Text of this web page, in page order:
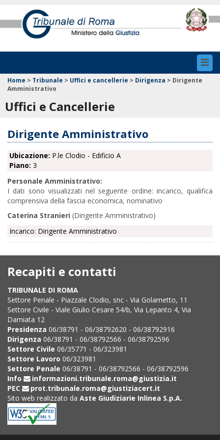
Home > Tribunale > Uffici e cancellerie > Dirigenza > Dirigente
Amministrativo
Uffici e Cancellerie
Dirigente Amministrativo
Ubicazione: P.le Clodio - Edificio A
Piano: 3
Personale Amministrativo:
I dati sono visualizzati nel seguente ordine: incarico, qualifica
comprensiva della fascia economica, nominativo
Caterina Stranieri (Dirigente Amministrativo)
Incarico: Dirigente Amministrativo
Recapiti e contatti
TRIBUNALE DI ROMA
Settore Penale - Piazzale Clodio, snc - Via Golametto, 11
Settore Civile - Viale Giulio Cesare 54/b, Via Lepanto 4, Via
Damiata 12
Presidenza 06/38791 - 06/38792620 - 06/38792916
Dirigenza 06/38791 - 06/38792566 - 06/38792596
Settore Civile 06/35771 - 06/323981
Settore Lavoro 06/323981
Settore Penale 06/38791 - 06/38792566 - 06/38792596
Info
informazioni.tribunale.roma@giustizia.it
PEC
prot.tribunale.roma@giustiziacert.it
Sito web realizzato da Aste Giudiziarie Inlinea S.p.A.